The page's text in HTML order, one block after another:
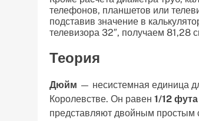
телефонов, планшетов или
подставив значение в
телевизора 32″, получаем 81,28
Теория
Дюйм — несистемная единица
Королевстве. Он равен 1/12 фута
представляют двойным простым